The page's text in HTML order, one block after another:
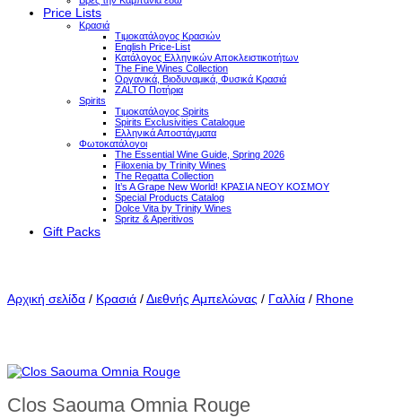
Price Lists
Κρασιά
Τιμοκατάλογος Κρασιών
English Price-List
Κατάλογος Ελληνικών Αποκλειστικοτήτων
The Fine Wines Collection
Οργανικά, Βιοδυναμικά, Φυσικά Κρασιά
ZALTO Ποτήρια
Spirits
Τιμοκατάλογος Spirits
Spirits Exclusivities Catalogue
Ελληνικά Αποστάγματα
Φωτοκατάλογοι
The Essential Wine Guide, Spring 2026
Filoxenia by Trinity Wines
The Regatta Collection
It’s A Grape New World! ΚΡΑΣΙΑ ΝΕΟΥ ΚΟΣΜΟΥ
Special Products Catalog
Dolce Vita by Trinity Wines
Spritz & Aperitivos
Gift Packs
Αρχική σελίδα / Κρασιά /Διεθνής Αμπελώνας / Γαλλία / Rhone
Clos Saouma Omnia Rouge